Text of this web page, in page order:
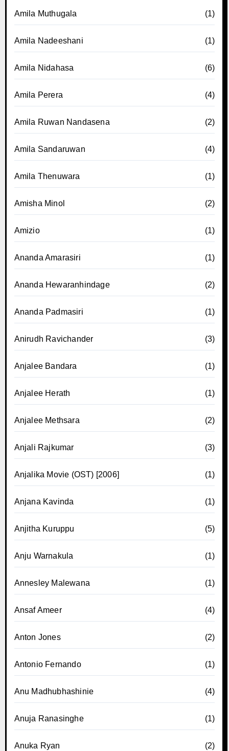
Amila Muthugala (1)
Amila Nadeeshani (1)
Amila Nidahasa (6)
Amila Perera (4)
Amila Ruwan Nandasena (2)
Amila Sandaruwan (4)
Amila Thenuwara (1)
Amisha Minol (2)
Amizio (1)
Ananda Amarasiri (1)
Ananda Hewaranhindage (2)
Ananda Padmasiri (1)
Anirudh Ravichander (3)
Anjalee Bandara (1)
Anjalee Herath (1)
Anjalee Methsara (2)
Anjali Rajkumar (3)
Anjalika Movie (OST) [2006] (1)
Anjana Kavinda (1)
Anjitha Kuruppu (5)
Anju Warnakula (1)
Annesley Malewana (1)
Ansaf Ameer (4)
Anton Jones (2)
Antonio Fernando (1)
Anu Madhubhashinie (4)
Anuja Ranasinghe (1)
Anuka Ryan (2)